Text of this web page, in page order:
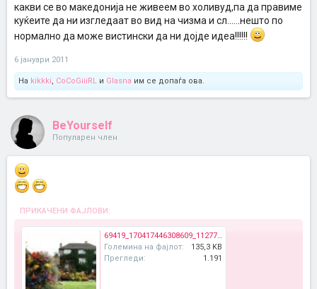
какви се во македонија не живеем во холивуд,па да правиме
куќеите да ни изгледаат во вид на чизма и сл......нешто по
нормално да може вистински да ни дојде идеа!!!!!!
6 јануари 2011
На kikkki, CoCoGiiiRL и Glasna им се допаѓа ова.
BeYourself
Популарен член
ПРИКАЧЕНИ ФАЈЛОВИ:
69419_170417446308609_112779302072424_616106_5847528_n.jpg
Големина на фајлот:
135,3 KB
Прегледи:
1.191